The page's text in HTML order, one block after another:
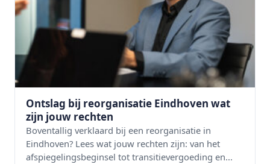
Ontslag bij reorganisatie Eindhoven wat
zijn jouw rechten
Boventallig verklaard bij een reorganisatie in
Eindhoven? Lees wat jouw rechten zijn: van het
afspiegelingsbeginsel tot transitievergoeding en...